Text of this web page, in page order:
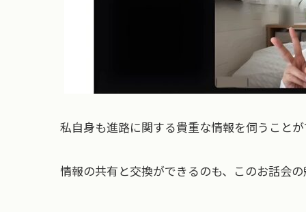
私自身も進路に関する貴重な情報を伺うこと
情報の共有と交換ができるのも、このお話会